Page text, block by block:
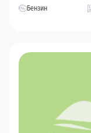
Бензин